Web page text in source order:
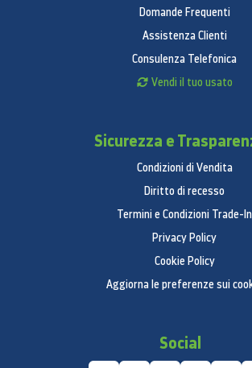
Domande Frequenti
Assistenza Clienti
Consulenza Telefonica
Vendi il tuo usato
Sicurezza e
Condizioni di Vendita
Diritto di recesso
Termini e Condizioni Trade-In
Privacy Policy
Cookie Policy
Aggiorna le preferenze sui
Social